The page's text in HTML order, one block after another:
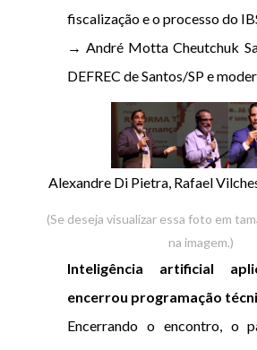
fiscalização e o processo do
→ André Motta Cheutchuk
DEFREC de Santos/SP e
Alexandre Di Pietra, Rafael
(Se deseja visualizar essa foto em
na imagem.)
Inteligência artificial
encerrou programação
Encerrando o encontro, o